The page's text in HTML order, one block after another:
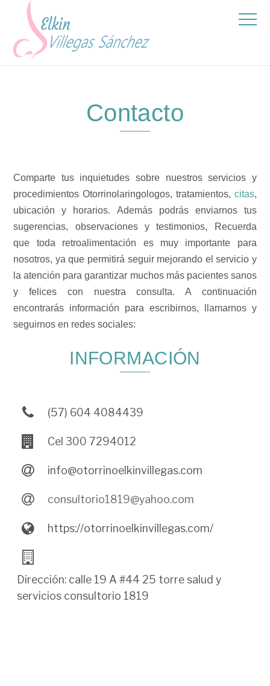
Contacto
Comparte tus inquietudes sobre nuestros servicios y
procedimientos Otorrinolaringologos, tratamientos, citas,
ubicación y horarios. Además podrás enviarnos tus
sugerencias, observaciones y testimonios, Recuerda
que toda retroalimentación es muy importante para
nosotros, ya que permitirá seguir mejorando el servicio y
la atención para garantizar muchos más pacientes sanos
y felices con nuestra consulta. A continuación
encontrarás información para escribirnos, llamarnos y
seguirnos en redes sociales:
INFORMACIÓN
(57) 604 4084439
Cel 300 7294012
info@otorrinoelkinvillegas.com
consultorio1819@yahoo.com
https://otorrinoelkinvillegas.com/
Dirección: calle 19 A #44 25 torre salud y
servicios consultorio 1819